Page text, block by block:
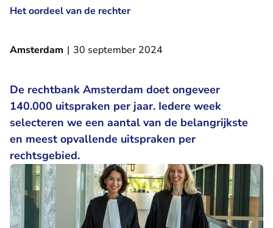
Het oordeel van de rechter
Amsterdam | 30 september 2024
De rechtbank Amsterdam doet ongeveer
140.000 uitspraken per jaar. Iedere week
selecteren we een aantal van de belangrijkste
en meest opvallende uitspraken per
rechtsgebied.